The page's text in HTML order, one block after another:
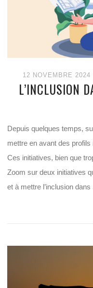
12 NOVEMBRE 2024
L’INCLUSION
Depuis quelques temps,
mettre en avant des
Ces initiatives, bien que
Zoom sur deux initiatives
et à mettre l’inclusion dans